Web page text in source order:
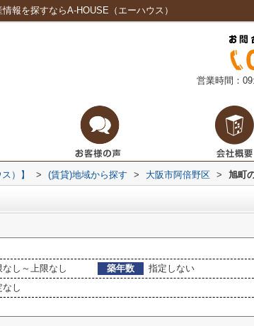
報を探すならA-HOUSE（エーハウス）
営業時間：
）】 > (賃貸)地域から探す > 大阪市阿倍野区 > 旭町
なし～上限なし 築年数
指定しない
なし